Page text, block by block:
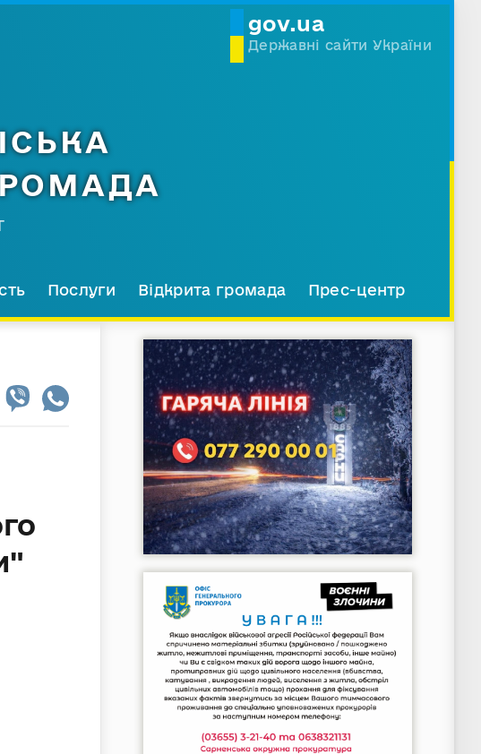
gov.ua
Державні сайти України
Послуги Відкрита громада Прес-центр